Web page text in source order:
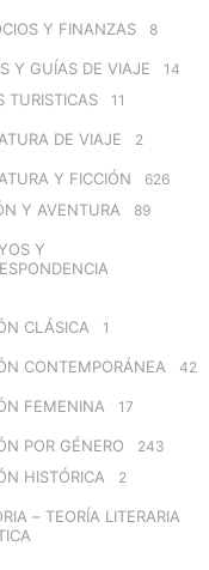
Y FINANZAS 8
Y GUÍAS DE VIAJE 14
TURISTICAS 11
DE VIAJE 2
Y FICCIÓN 626
Y AVENTURA 89
Y
CLÁSICA 1
CONTEMPORÁNEA 42
FEMENINA 17
POR GÉNERO 243
HISTÓRICA 2
– TEORÍA LITERARIA